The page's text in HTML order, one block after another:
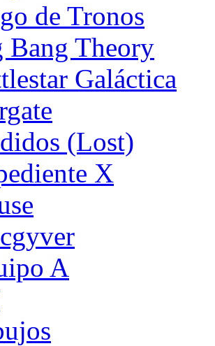
de Tronos
Bang Theory
Galáctica
(Lost)
X
A